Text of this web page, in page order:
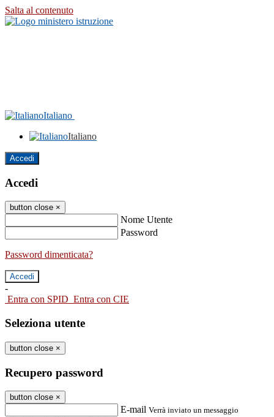
Salta al contenuto
Italiano
Italiano
Accedi
Accedi
button close ×
Nome Utente
Password
Password dimenticata?
-
Entra con SPID Entra con CIE
Seleziona utente
button close ×
Recupero password
button close ×
E-mail Verrà inviato un messaggio